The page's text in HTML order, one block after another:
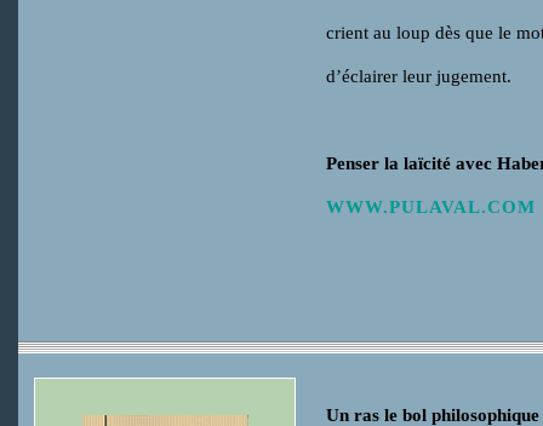
crient au loup dès que le
d’éclairer leur jugement.
Penser la laïcité avec
WWW.PULAVAL.COM
Un ras le bol